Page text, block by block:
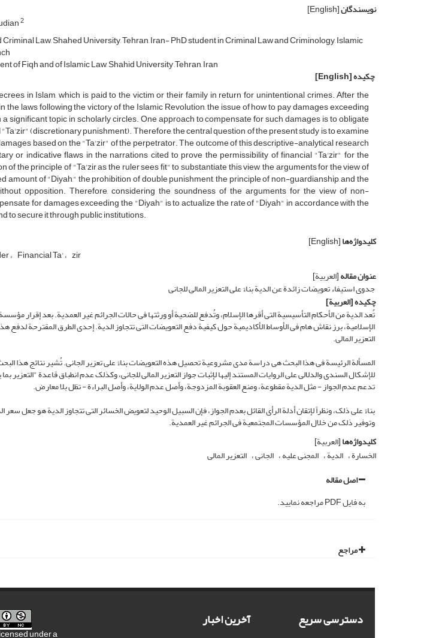
نویسندگان[English]
2
Law, Shahed University, Tehran, Iran- PhD student in Criminal Law and Criminology, Islamic
of Fiqh and of Islamic Law, Shahid University ,Tehran, Iran
چکیده[English]
in Islam, which is paid to the victim or their family in return for unintentional crimes. After the
the laws following the victory of the Islamic Revolution, the issue of how to pay damages exceeding
significant topic in scholarly circles. One approach to compensate for such damages is to obligate
(discretionary punishment). Therefore, the central question of the present study is to examine
based on the "Ta'zir" of the perpetrator. The outcome of this descriptive-analytical research
or indicative flaws in the narrations cited to prove the permissibility of financial "Ta'zir" for the
of the principle of "Ta'zir as the ruler sees fit" to substantiate this view, the arguments for the view of
amount of "Diyah," the prohibition of double punishment, the principle of non-guardianship, and the
opposition. Therefore, considering the soundness of the arguments for the view of non-
for damages exceeding the "Diyah" is to actualize the rate of "Diyah" in accordance with the
to secure it through public institutions.
کلیدواژه‌ها[English]
Financial Ta' zir
عنوان مقاله[العربیة]
جدوى استیفاء تعویضات زائدة عن الدیة بناءً على التعزیر المالی للجانی
چکیده[العربیة]
تُعد الدیة من الأحکام التأسیسیة التی أقرها الإسلام، وتُدفع للضحیة أو ورثتها فی حالات الجرائم غیر العمدیة. بعد إقرار
الإسلامیة، برز نقاش هام فی الأوساط الأکادیمیة حول کیفیة دفع التعویضات التی تتجاوز الدیة. إحدى الطرق المقترحة لدفع
التعزیر المالی.
المسألة الرئیسة فی هذا البحث هی دراسة مدى مشروعیة تحصیل هذه التعویضات بناءً على تعزیر الجانی. تُشیر نتائج هذا البحث،
للإشکال السندی والدلالی على الروایات المستند إلیها لإثبات جواز التعزیر المالی للجانی، وکذلک عدم انطباق قاعدة "التعزیر بما
تدعم عدم الجواز - مثل الدیة مقطوعة، ومنع العقوبة المزدوجة، وأصل عدم الولایة، وأصل البراءة - تظل بلا معارض.
بناءً على ذلک، ونظراً لإتقان أدلة الرأی القائل بعدم الجواز، فإن السبیل الوحید لتعویض الخسائر التی تتجاوز الدیة هو جعل سعر
وتوفیر ذلک من خلال المؤسسات المجتمعیة فی الجرائم غیر العمدیة.
کلیدواژه‌ها[العربیة]
الخسارة الدیة المجنی علیه الجانی التعزیر المالی
اصل مقاله
به فایل PDF مراجعه نمایید.
مراجع
دسترسی سریع آخرین اخبار
under a